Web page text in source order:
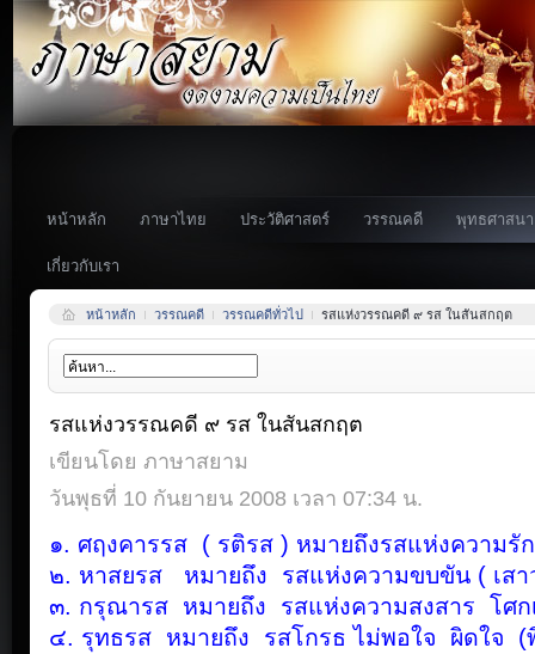
หน้าหลัก ภาษาไทย ประวัติศาสตร์ วรรณคดี พุทธศาสนา
เกี่ยวกับเรา
หน้าหลัก วรรณคดี วรรณคดีทั่วไป รสแห่งวรรณคดี ๙ รส ในสันสกฤต
รสแห่งวรรณคดี ๙ รส ในสันสกฤต
เขียนโดย ภาษาสยาม
วันพุธที่ 10 กันยายน 2008 เวลา 07:34 น.
๑. ศฤงคารรส ( รติรส ) หมายถึงรสแห่งความ
๒. หาสยรส หมายถึง รสแห่งความขบขัน ( เสา
๓. กรุณารส หมายถึง รสแห่งความสงสาร โศก
๔. รุทธรส หมายถึง รสโกรธ ไม่พอใจ ผิดใจ (